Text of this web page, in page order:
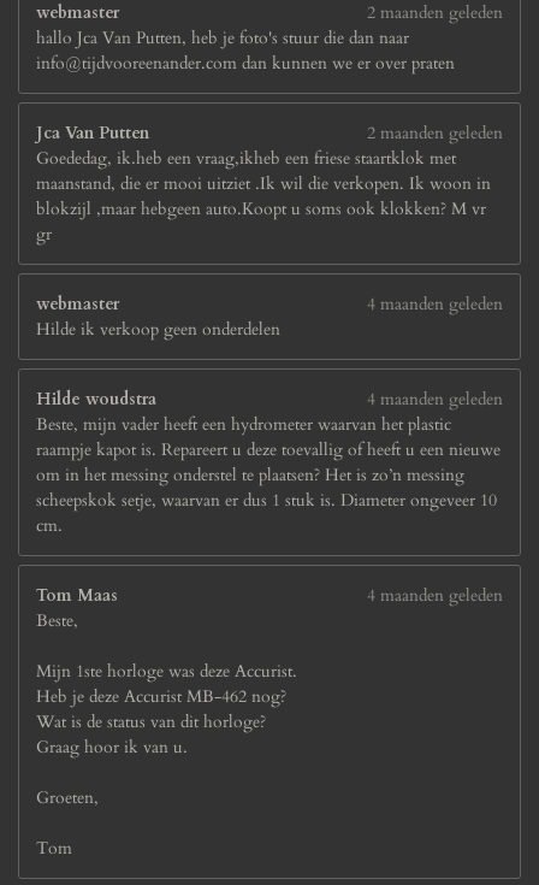
webmaster
2 maanden geleden
hallo Jca Van Putten, heb je foto's stuur die dan naar
info@tijdvooreenander.com dan kunnen we er over praten
Jca Van Putten
2 maanden geleden
Goededag, ik.heb een vraag,ikheb een friese staartklok met
maanstand, die er mooi uitziet .Ik wil die verkopen. Ik woon in
blokzijl ,maar hebgeen auto.Koopt u soms ook klokken? M vr
gr
webmaster
4 maanden geleden
Hilde ik verkoop geen onderdelen
Hilde woudstra
4 maanden geleden
Beste, mijn vader heeft een hydrometer waarvan het plastic
raampje kapot is. Repareert u deze toevallig of heeft u een nieuwe
om in het messing onderstel te plaatsen? Het is zo’n messing
scheepskok setje, waarvan er dus 1 stuk is. Diameter ongeveer 10
cm.
Tom Maas
4 maanden geleden
Beste,
Mijn 1ste horloge was deze Accurist.
Heb je deze Accurist MB-462 nog?
Wat is de status van dit horloge?
Graag hoor ik van u.
Groeten,
Tom